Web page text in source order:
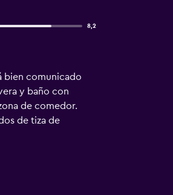
8,2
bien comunicado
y baño con
de comedor.
de tiza de
Granitz y a solo 650
El